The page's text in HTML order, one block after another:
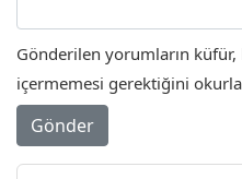
Gönderilen yorumların
içermemesi gerektiğini
Gönder